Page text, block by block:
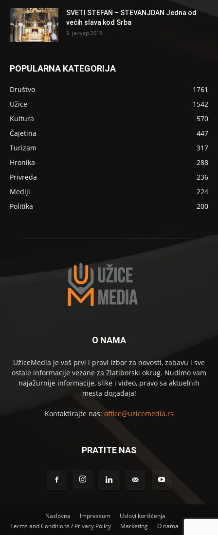
SVETI STEFAN – STEVANJDAN Jedna od
većih slava kod Srba
9. јануар 2019.
POPULARNA KATEGORIJA
Društvo
1761
Užice
1542
Kultura
570
Čajetina
447
Turizam
317
Hronika
288
Privreda
236
Mediji
224
Politika
200
O NAMA
UžiceMedia je vaš prvi i pravi izbor za novosti, zabavu i sve
ostale informacije vezane za Zlatiborski okrug. Nudimo vam
najažurnije informacije, slike i video, pravo sa aktuelnih
mesta događaja!
Kontaktirajte nas: office@uzicemedia.rs
PRATITE NAS
Naslovna Impressum
Uslovi korišćenja
Terms and Conditions / Privacy Policy
Marketing O nama